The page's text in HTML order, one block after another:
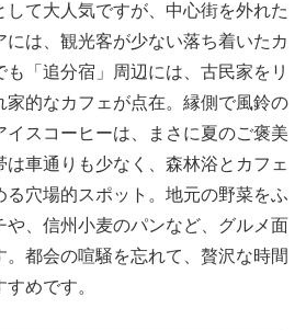
て大人気ですが、中心街を外れた
には、観光客が少ない落ち着いたカ
「追分宿」周辺には、古民家をリ
家的なカフェが点在。縁側で風鈴の
イスコーヒーは、まさに夏のご褒美
は車通りも少なく、森林浴とカフェ
る穴場的スポット。地元の野菜をふ
や、信州小麦のパンなど、グルメ面
。都会の喧騒を忘れて、贅沢な時間
めです。